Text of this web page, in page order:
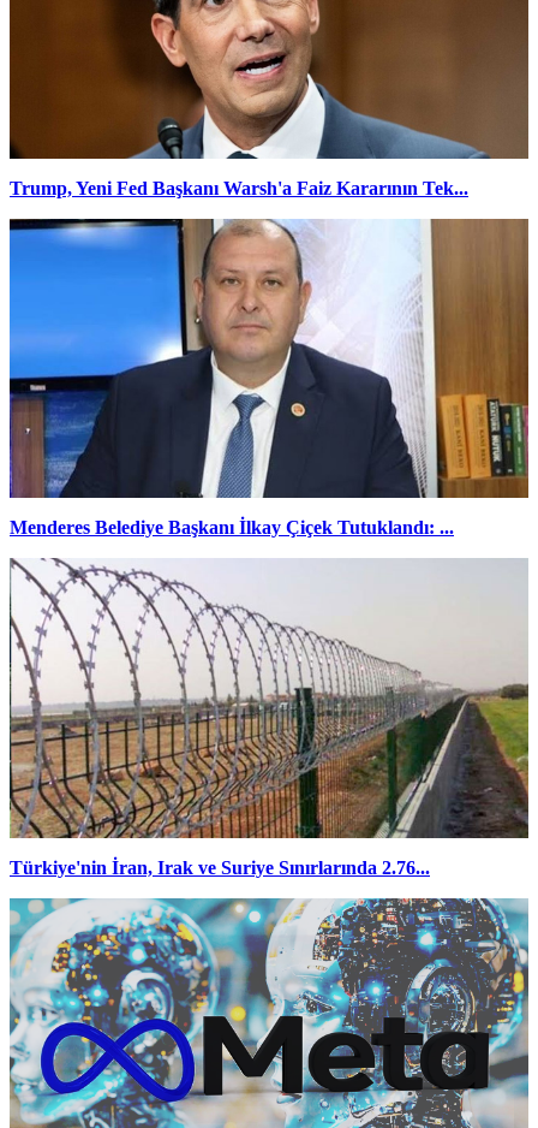
Trump, Yeni Fed Başkanı Warsh'a Faiz Kararının Tek...
Menderes Belediye Başkanı İlkay Çiçek Tutuklandı: ...
Türkiye'nin İran, Irak ve Suriye Sınırlarında 2.76...